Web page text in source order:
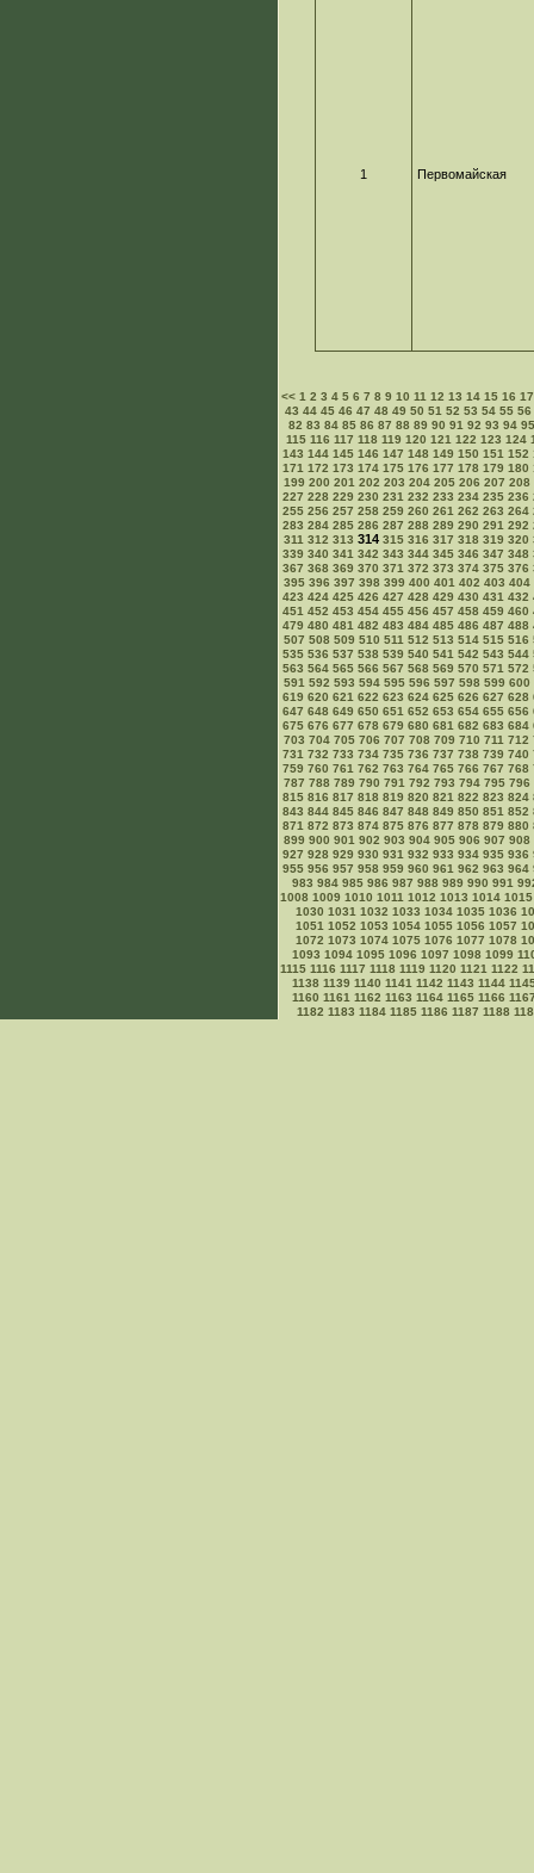
1 Первомайская
<<1 2 3 4 5 6 7 8 9 10 11 12 13 14 15 16 17
43 44 45 46 47 48 49 50 51 52 53 54 55 56
82 83 84 85 86 87 88 89 90 91 92 93 94 95
115 116 117 118 119 120 121 122 123 124
143 144 145 146 147 148 149 150 151 152
171 172 173 174 175 176 177 178 179 180
199 200 201 202 203 204 205 206 207 208
227 228 229 230 231 232 233 234 235 236
255 256 257 258 259 260 261 262 263 264
283 284 285 286 287 288 289 290 291 292
311 312 313 314 315 316 317 318 319 320
339 340 341 342 343 344 345 346 347 348
367 368 369 370 371 372 373 374 375 376
395 396 397 398 399 400 401 402 403 404
423 424 425 426 427 428 429 430 431 432
451 452 453 454 455 456 457 458 459 460
479 480 481 482 483 484 485 486 487 488
507 508 509 510 511 512 513 514 515 516
535 536 537 538 539 540 541 542 543 544
563 564 565 566 567 568 569 570 571 572
591 592 593 594 595 596 597 598 599 600
619 620 621 622 623 624 625 626 627 628
647 648 649 650 651 652 653 654 655 656
675 676 677 678 679 680 681 682 683 684
703 704 705 706 707 708 709 710 711 712
731 732 733 734 735 736 737 738 739 740
759 760 761 762 763 764 765 766 767 768
787 788 789 790 791 792 793 794 795 796
815 816 817 818 819 820 821 822 823 824
843 844 845 846 847 848 849 850 851 852
871 872 873 874 875 876 877 878 879 880
899 900 901 902 903 904 905 906 907 908
927 928 929 930 931 932 933 934 935 936
955 956 957 958 959 960 961 962 963 964
983 984 985 986 987 988 989 990 991
1008 1009 1010 1011 1012 1013 1014 1015
1030 1031 1032 1033 1034 1035 1036
1051 1052 1053 1054 1055 1056 1057
1072 1073 1074 1075 1076 1077 1078
1093 1094 1095 1096 1097 1098 1099
1115 1116 1117 1118 1119 1120 1121 1122
1138 1139 1140 1141 1142 1143 1144
1160 1161 1162 1163 1164 1165 1166
1182 1183 1184 1185 1186 1187 1188